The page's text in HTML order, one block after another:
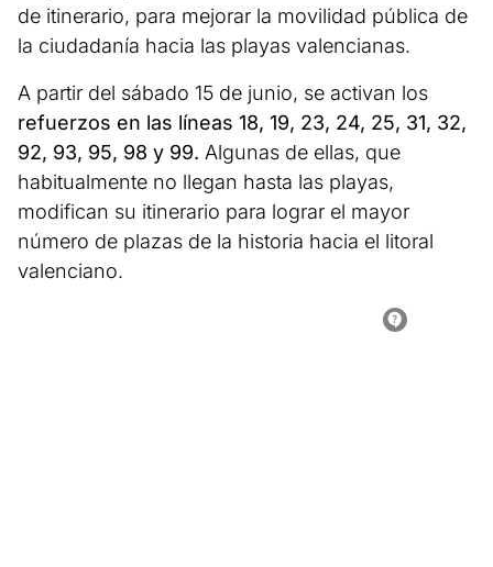
de itinerario, para mejorar la movilidad pública de
la ciudadanía hacia las playas valencianas.
A partir del sábado 15 de junio, se activan los
refuerzos en las líneas 18, 19, 23, 24, 25, 31, 32,
92, 93, 95, 98 y 99. Algunas de ellas, que
habitualmente no llegan hasta las playas,
modifican su itinerario para lograr el mayor
número de plazas de la historia hacia el litoral
valenciano.